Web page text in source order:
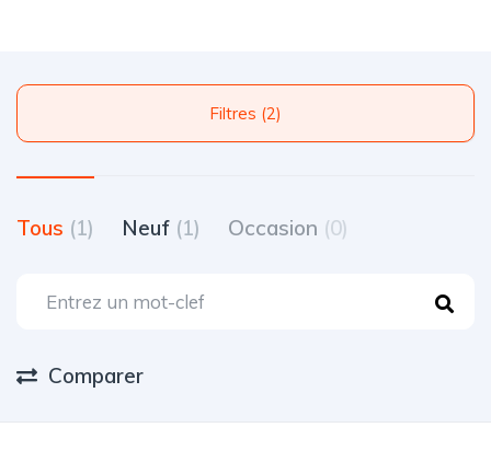
Filtres (2)
Tous (1) Neuf (1) Occasion (0)
Comparer